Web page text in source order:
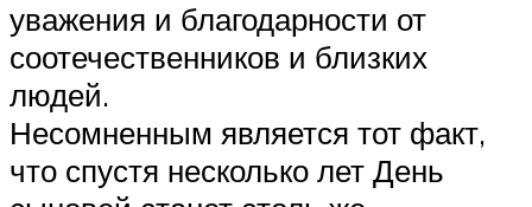
уважения и благодарности от
соотечественников и близких
людей.
Несомненным является тот факт,
что спустя несколько лет День